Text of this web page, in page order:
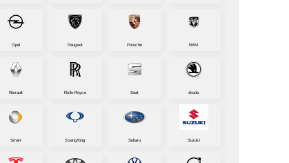
Opel Peugeot Porsche RAM
Renault Rolls-Royce Seat skoda
Smart SsangYong Subaru Suzuki